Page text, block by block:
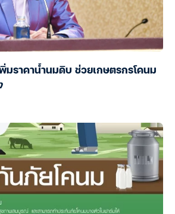
มราคาน้ำนมดิบ ช่วยเกษตรกรโคนม